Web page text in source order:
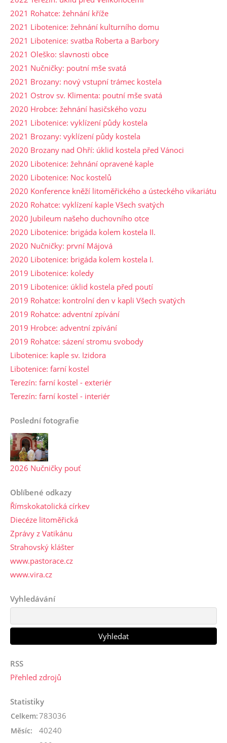
2021 Rohatce: žehnání kříže
2021 Libotenice: žehnání kulturního domu
2021 Libotenice: svatba Roberta a Barbory
2021 Oleško: slavnosti obce
2021 Nučničky: poutní mše svatá
2021 Brozany: nový vstupní trámec kostela
2021 Ostrov sv. Klimenta: poutní mše svatá
2020 Hrobce: žehnání hasičského vozu
2021 Libotenice: vyklízení půdy kostela
2021 Brozany: vyklízení půdy kostela
2020 Brozany nad Ohří: úklid kostela před Vánoci
2020 Libotenice: žehnání opravené kaple
2020 Libotenice: Noc kostelů
2020 Konference kněží litoměřického a ústeckého vikariátu
2020 Rohatce: vyklízení kaple Všech svatých
2020 Jubileum našeho duchovního otce
2020 Libotenice: brigáda kolem kostela II.
2020 Nučničky: první Májová
2020 Libotenice: brigáda kolem kostela I.
2019 Libotenice: koledy
2019 Libotenice: úklid kostela před poutí
2019 Rohatce: kontrolní den v kapli Všech svatých
2019 Rohatce: adventní zpívání
2019 Hrobce: adventní zpívání
2019 Rohatce: sázení stromu svobody
Libotenice: kaple sv. Izidora
Libotenice: farní kostel
Terezín: farní kostel - exteriér
Terezín: farní kostel - interiér
Poslední fotografie
2026 Nučničky pouť
Oblíbené odkazy
Římskokatolická církev
Diecéze litoměřická
Zprávy z Vatikánu
Strahovský klášter
www.pastorace.cz
www.vira.cz
Vyhledávání
RSS
Přehled zdrojů
Statistiky
Celkem:783036
Měsíc: 40240